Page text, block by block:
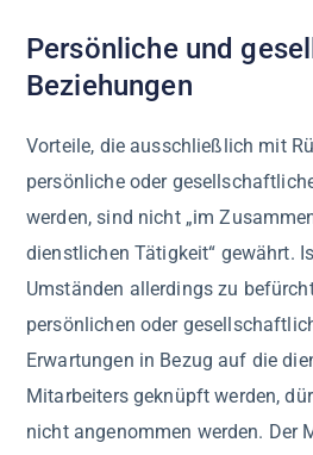
Persönliche und
Beziehungen
Vorteile, die ausschließlich mit
persönliche oder
werden, sind nicht „im
dienstlichen Tätigkeit“ gewährt.
Umständen allerdings zu
persönlichen oder
Erwartungen in Bezug auf die
Mitarbeiters geknüpft werden,
nicht angenommen werden. Der